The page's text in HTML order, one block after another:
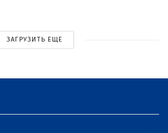
ЗАГРУЗИТЬ ЕЩЕ